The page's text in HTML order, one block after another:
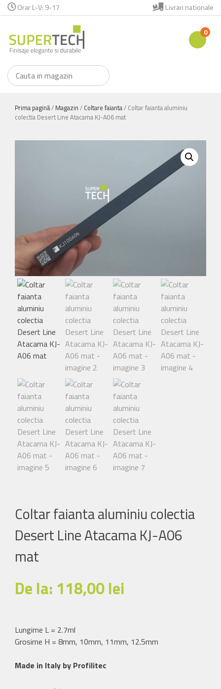
Orar L-V: 9-17 Livrari nationale
0
Prima pagină/ Magazin / Coltare faianta/ Coltar faianta aluminiu
colectia Desert Line Atacama KJ-A06 mat
Coltar faianta aluminiu colectia
Desert Line Atacama KJ-A06
mat
De la: 118,00lei
Lungime L = 2.7ml
Grosime H = 8mm, 10mm, 11mm, 12.5mm
Made in Italy by Profilitec